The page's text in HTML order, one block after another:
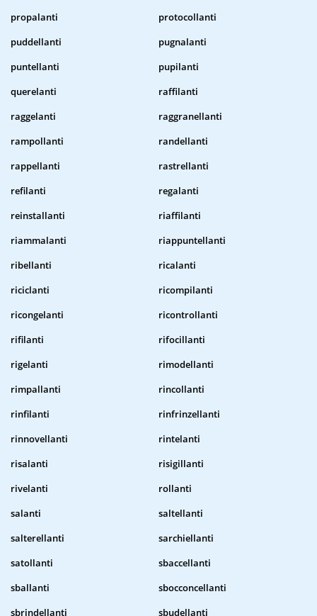
propalanti
protocollanti
puddellanti
pugnalanti
puntellanti
pupilanti
querelanti
raffilanti
raggelanti
raggranellanti
rampollanti
randellanti
rappellanti
rastrellanti
refilanti
regalanti
reinstallanti
riaffilanti
riammalanti
riappuntellanti
ribellanti
ricalanti
riciclanti
ricompilanti
ricongelanti
ricontrollanti
rifilanti
rifocillanti
rigelanti
rimodellanti
rimpallanti
rincollanti
rinfilanti
rinfrinzellanti
rinnovellanti
rintelanti
risalanti
risigillanti
rivelanti
rollanti
salanti
saltellanti
salterellanti
sarchiellanti
satollanti
sbaccellanti
sballanti
sbocconcellanti
sbrindellanti
sbudellanti